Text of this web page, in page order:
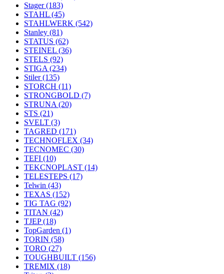
Stager(183)
STAHL (45)
STAHLWERK (542)
Stanley (81)
STATUS (62)
STEINEL (36)
STELS (92)
STIGA (234)
Stiler(135)
STORCH (11)
STRONGBOLD (7)
STRUNA (20)
STS (21)
SVELT (3)
TAGRED (171)
TECHNOFLEX (34)
TECNOMEC (30)
TEFI (10)
TEKCNOPLAST (14)
TELESTEPS (17)
Telwin (43)
TEXAS (152)
TIG TAG (92)
TITAN (42)
TJEP(18)
TopGarden (1)
TORIN (58)
TORO (27)
TOUGHBUILT (156)
TREMIX (18)